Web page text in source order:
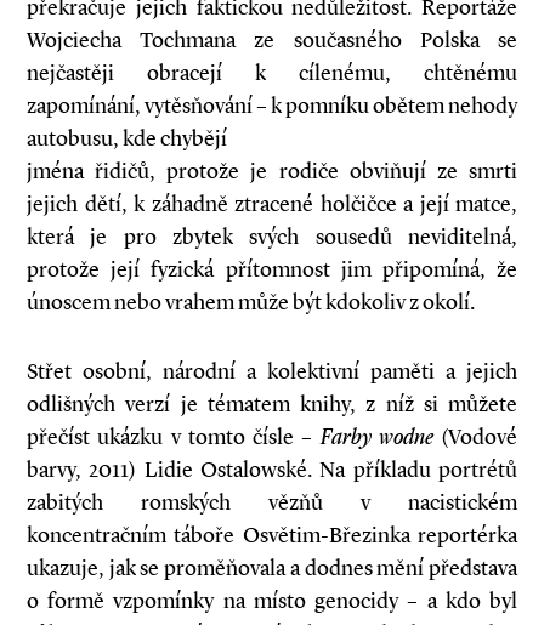
překračuje jejich faktickou nedůležitost. Reportáže
Wojciecha Tochmana ze současného Polska se
nejčastěji obracejí k cílenému, chtěnému
zapomínání, vytěsňování – k pomníku obětem nehody
autobusu, kde chybějí
jména řidičů, protože je rodiče obviňují ze smrti
jejich dětí, k záhadně ztracené holčičce a její matce,
která je pro zbytek svých sousedů neviditelná,
protože její fyzická přítomnost jim připomíná, že
únoscem nebo vrahem může být kdokoliv z okolí.
Střet osobní, národní a kolektivní paměti a jejich
odlišných verzí je tématem knihy, z níž si můžete
přečíst ukázku v tomto čísle –Farby wodne(Vodové
barvy, 2011) Lidie Ostalowské. Na příkladu portrétů
zabitých romských vězňů v nacistickém
koncentračním táboře Osvětim-Březinka reportérka
ukazuje, jak se proměňovala a dodnes mění představa
o formě vzpomínky na místo genocidy – a kdo byl